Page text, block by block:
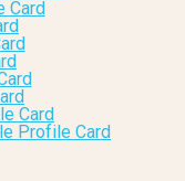
Card
Card
Profile Card